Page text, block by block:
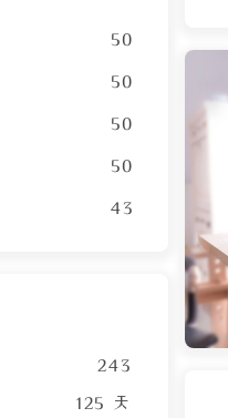
50
50
50
50
43
243
125 天